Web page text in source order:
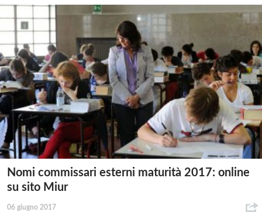
Nomi commissari esterni maturità 2017: online
su sito Miur
06 giugno 2017